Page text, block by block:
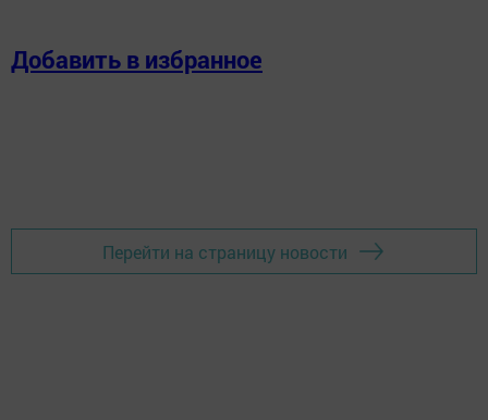
Добавить в избранное
Перейти на страницу новости